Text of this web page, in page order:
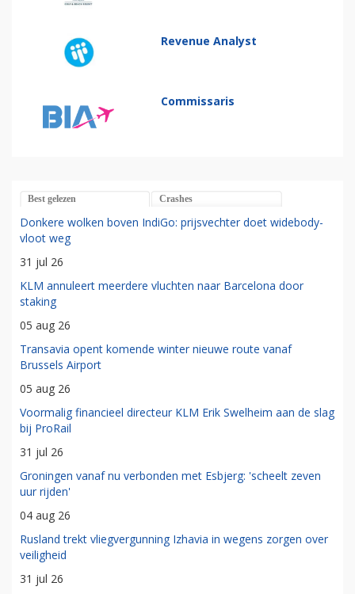
Revenue Analyst
Commissaris
Best gelezen Crashes
Donkere wolken boven IndiGo: prijsvechter doet widebody-
vloot weg
31 jul 26
KLM annuleert meerdere vluchten naar Barcelona door
staking
05 aug 26
Transavia opent komende winter nieuwe route vanaf
Brussels Airport
05 aug 26
Voormalig financieel directeur KLM Erik Swelheim aan de slag
bij ProRail
31 jul 26
Groningen vanaf nu verbonden met Esbjerg: 'scheelt zeven
uur rijden'
04 aug 26
Rusland trekt vliegvergunning Izhavia in wegens zorgen over
veiligheid
31 jul 26